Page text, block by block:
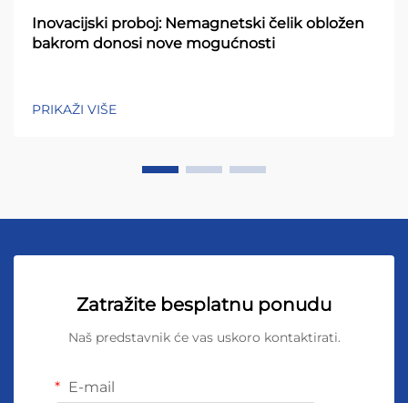
Inovacijski proboj: Nemagnetski čelik obložen
bakrom donosi nove mogućnosti
PRIKAŽI VIŠE
Zatražite besplatnu ponudu
Naš predstavnik će vas uskoro kontaktirati.
E-mail